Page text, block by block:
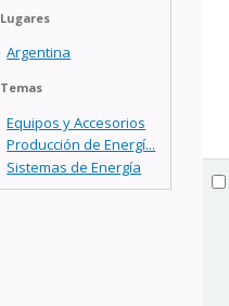
Lugares
Argentina
Temas
Equipos y Accesorios
Producción de Energí...
Sistemas de Energía